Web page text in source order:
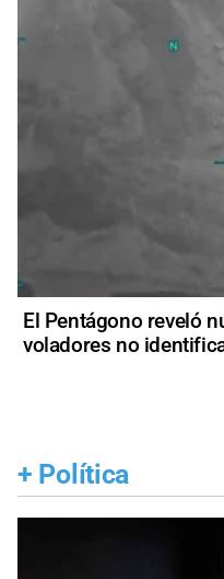
El Pentágono reveló
voladores no
+ Política